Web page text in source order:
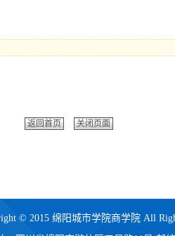
返回首页 关闭页面
© 2015 绵阳城市学院商学院 All